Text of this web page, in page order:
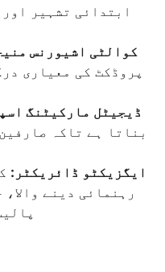
ابتدائی تشہیر
کوالٹی اشیورنس
پروڈکٹ کی معیاری
ڈیجیٹل مارکیٹنگ
بناتا ہے تاکہ
ایگزیکٹو ڈائریکٹر:
رہنمائی دینے